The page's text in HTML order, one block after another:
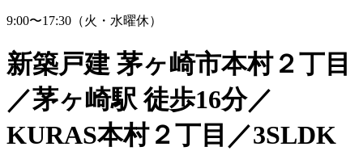
9:00〜17:30（火・水曜休）
新築戸建 茅ヶ崎市本村２丁目
／茅ヶ崎駅 徒歩16分／
KURAS本村２丁目／3SLDK